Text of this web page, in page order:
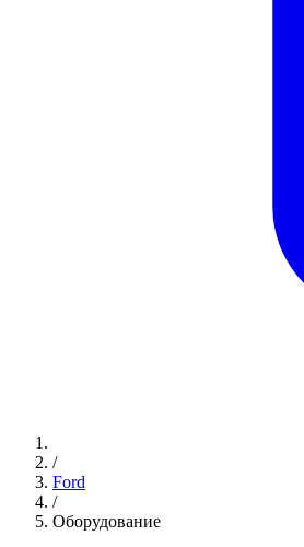
/
Ford
/
Оборудование